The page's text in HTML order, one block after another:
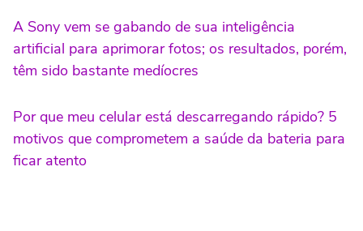
A Sony vem se gabando de sua inteligência
artificial para aprimorar fotos; os resultados, porém,
têm sido bastante medíocres
Por que meu celular está descarregando rápido? 5
motivos que comprometem a saúde da bateria para
ficar atento